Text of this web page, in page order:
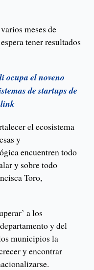
meses de
tener resultados
ocupa el noveno
de startups de
el ecosistema
y
encuentren todo
y sobre todo
Toro,
a los
y del
municipios la
y encontrar